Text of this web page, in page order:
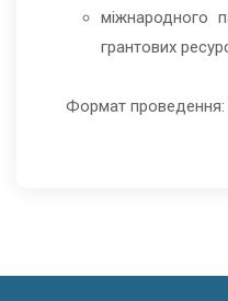
міжнародного
грантових
Формат